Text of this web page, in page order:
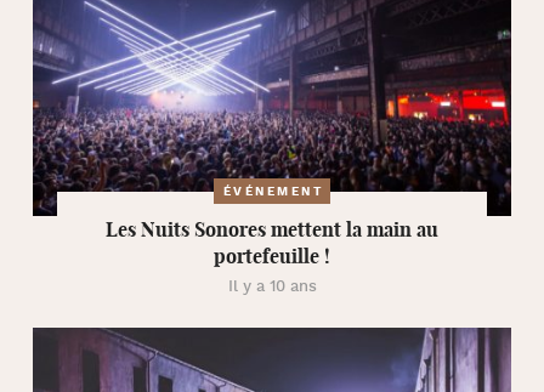
ÉVÉNEMENT
Les Nuits Sonores mettent la main au
portefeuille !
Il y a 10 ans